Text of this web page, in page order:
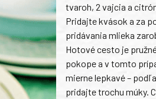
tvaroh, 2 vajcia a
Pridajte kvások a za
pridávania mlieka
Hotové cesto je
pokope a v tomto
mierne lepkavé –
pridajte trochu múky.